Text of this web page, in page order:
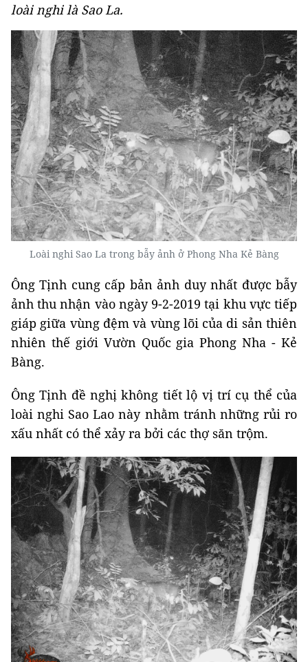
loài nghi là Sao La.
Loài nghi Sao La trong bẫy ảnh ở Phong Nha Kẻ Bàng
Ông Tịnh cung cấp bản ảnh duy nhất được bẫy
ảnh thu nhận vào ngày 9-2-2019 tại khu vực tiếp
giáp giữa vùng đệm và vùng lõi của di sản thiên
nhiên thế giới Vườn Quốc gia Phong Nha - Kẻ
Bàng.
Ông Tịnh đề nghị không tiết lộ vị trí cụ thể của
loài nghi Sao Lao này nhằm tránh những rủi ro
xấu nhất có thể xảy ra bởi các thợ săn trộm.